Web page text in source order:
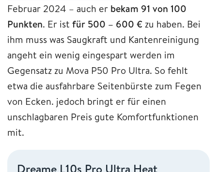
Februar 2024 – auch er bekam 91 von 100
Punkten. Er ist für 500 – 600 €zu haben. Bei
ihm muss was Saugkraft und Kantenreinigung
angeht ein wenig eingespart werden im
Gegensatz zu Mova P50 Pro Ultra. So fehlt
etwa die ausfahrbare Seitenbürste zum Fegen
von Ecken. jedoch bringt er für einen
unschlagbaren Preis gute Komfortfunktionen
mit.
Dreame L10s Pro Ultra Heat